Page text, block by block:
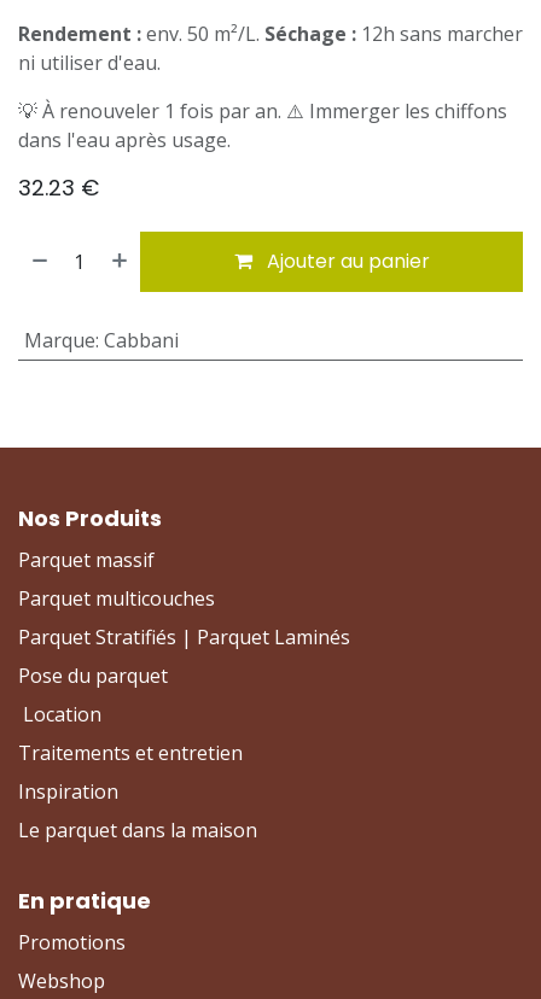
Rendement :env. 50 m²/L. Séchage : 12h sans marcher
ni utiliser d'eau.
💡 À renouveler 1 fois par an. ⚠️ Immerger les chiffons
dans l'eau après usage.
32.23 €
Ajouter au panier
Marque: Cabbani
Nos Produits
Parquet massif
Parquet multicouches
Parquet Stratifiés | Parquet Laminés
Pose du parquet
Location
Traitements et entretien
Inspiration
Le parquet dans la maison
En pratique
Promotions
Webshop